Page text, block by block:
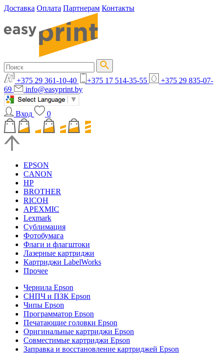
Доставка Оплата Партнерам Контакты
+375 29 361-10-40 +375 17 514-35-55
+375 29 835-07-
69
info@easyprint.by
Вход 0
EPSON
CANON
HP
BROTHER
RICOH
APEXMIC
Lexmark
Сублимация
Фотобумага
Флаги и флагштоки
Лазерные картриджи
Картриджи LabelWorks
Прочее
Чернила Epson
СНПЧ и ПЗК Epson
Чипы Epson
Программатор Epson
Печатающие головки Epson
Оригинальные картриджи Epson
Совместимые картриджи Epson
Заправка и восстановление картриджей Epson